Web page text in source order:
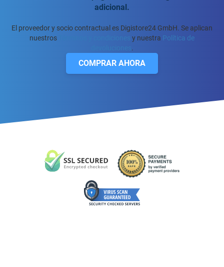
adicional.
El proveedor y socio contractual es Digistore24 GmbH. Se aplican
nuestros
y nuestra Política de
.
COMPRAR AHORA